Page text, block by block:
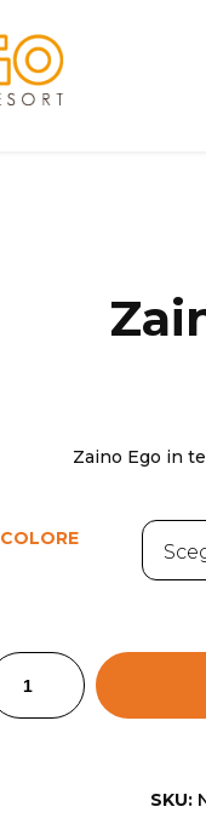
Zaino Ego in
COLORE
SKU: